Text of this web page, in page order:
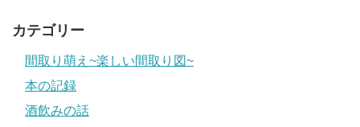
カテゴリー
間取り萌え~楽しい間取り図~
本の記録
酒飲みの話